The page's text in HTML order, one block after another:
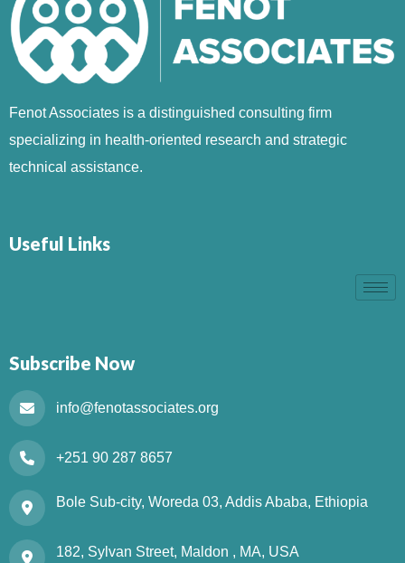
Fenot Associates is a distinguished consulting firm
specializing in health-oriented research and strategic
technical assistance.
Useful Links
Subscribe Now
info@fenotassociates.org
+251 90 287 8657
Bole Sub-city, Woreda 03, Addis Ababa, Ethiopia
182, Sylvan Street, Maldon , MA, USA